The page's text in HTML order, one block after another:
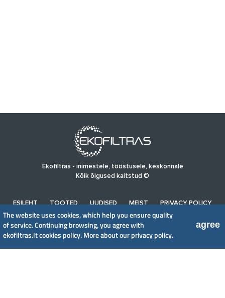
Ekofiltras - inimestele, tööstusele, keskonnale
Kõik õigused kaitstud ©
ESILEHT TOOTED UUDISED MEIST PRIVACY POLICY
UAB EkoFiltras
The website uses cookies, which help you ensure quality
of service. Continuing browsing, you agree with
ekofiltras.lt cookies policy.More about our privacy policy.
agree